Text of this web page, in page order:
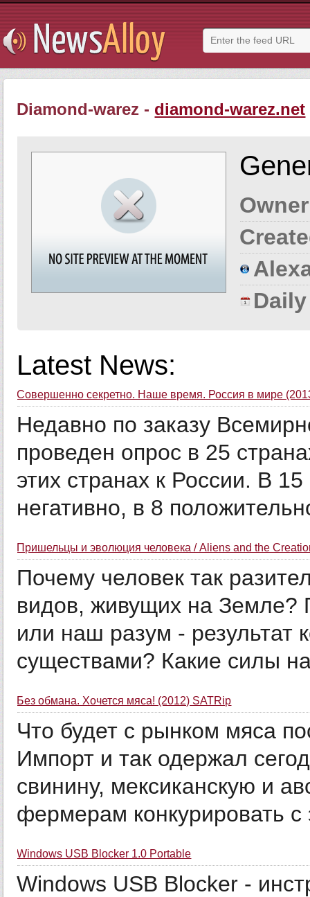
Diamond-warez - diamond-warez.net
Latest News:
Совершенно секретно. Наше время. Россия в мире
Недавно по заказу
проведен опрос в 25
этих странах к России. В
негативно, в 8
Пришельцы и эволюция человека / Aliens and the
Почему человек так
видов, живущих на
или наш разум - результат
существами? Какие силы
Без обмана. Хочется мяса! (2012) SATRip
Что будет с рынком мяса
Импорт и так одержал
свинину, мексиканскую и
фермерам конкурировать с
Windows USB Blocker 1.0 Portable
Windows USB Blocker -